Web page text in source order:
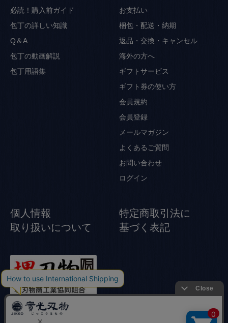
必読！購入前ガイド
包丁の詳しい知識
Q＆A
包丁の動画解説
包丁用語集
お支払い
梱包・配送・納期
返品・交換・キャンセル
海外の方へ
ギフトサービス
ギフト券の使い方
会員規約
会員登録
メールマガジン
よくあるご質問
お問い合わせ
ログイン
個人情報
取り扱いについて
特定商取引法に
基づく表記